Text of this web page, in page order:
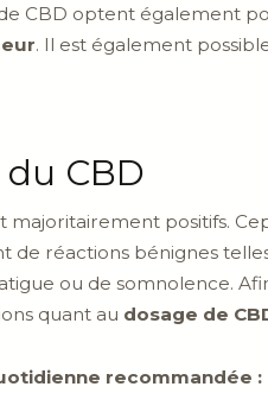
CBD optent également
. Il est également
CBD
majoritairement positifs.
de réactions bénignes
ou de somnolence.
quant au dosage de
recommandée :